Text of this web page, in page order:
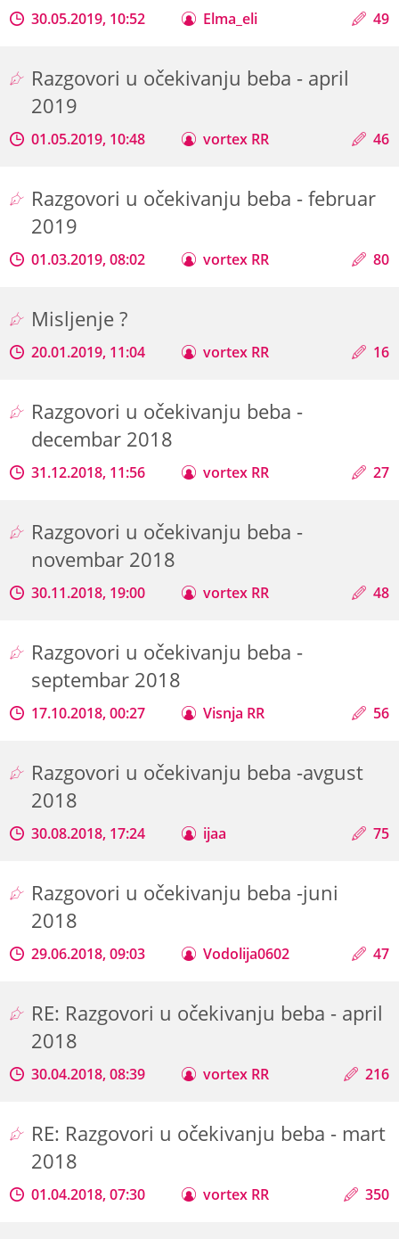
30.05.2019, 10:52 Elma_eli 49
Razgovori u očekivanju beba - april
2019
01.05.2019, 10:48 vortex RR 46
Razgovori u očekivanju beba - februar
2019
01.03.2019, 08:02 vortex RR 80
Misljenje ?
20.01.2019, 11:04 vortex RR 16
Razgovori u očekivanju beba -
decembar 2018
31.12.2018, 11:56 vortex RR 27
Razgovori u očekivanju beba -
novembar 2018
30.11.2018, 19:00 vortex RR 48
Razgovori u očekivanju beba -
septembar 2018
17.10.2018, 00:27 Visnja RR 56
Razgovori u očekivanju beba -avgust
2018
30.08.2018, 17:24 ijaa 75
Razgovori u očekivanju beba -juni
2018
29.06.2018, 09:03 Vodolija0602 47
RE: Razgovori u očekivanju beba - april
2018
30.04.2018, 08:39 vortex RR 216
RE: Razgovori u očekivanju beba - mart
2018
01.04.2018, 07:30 vortex RR 350